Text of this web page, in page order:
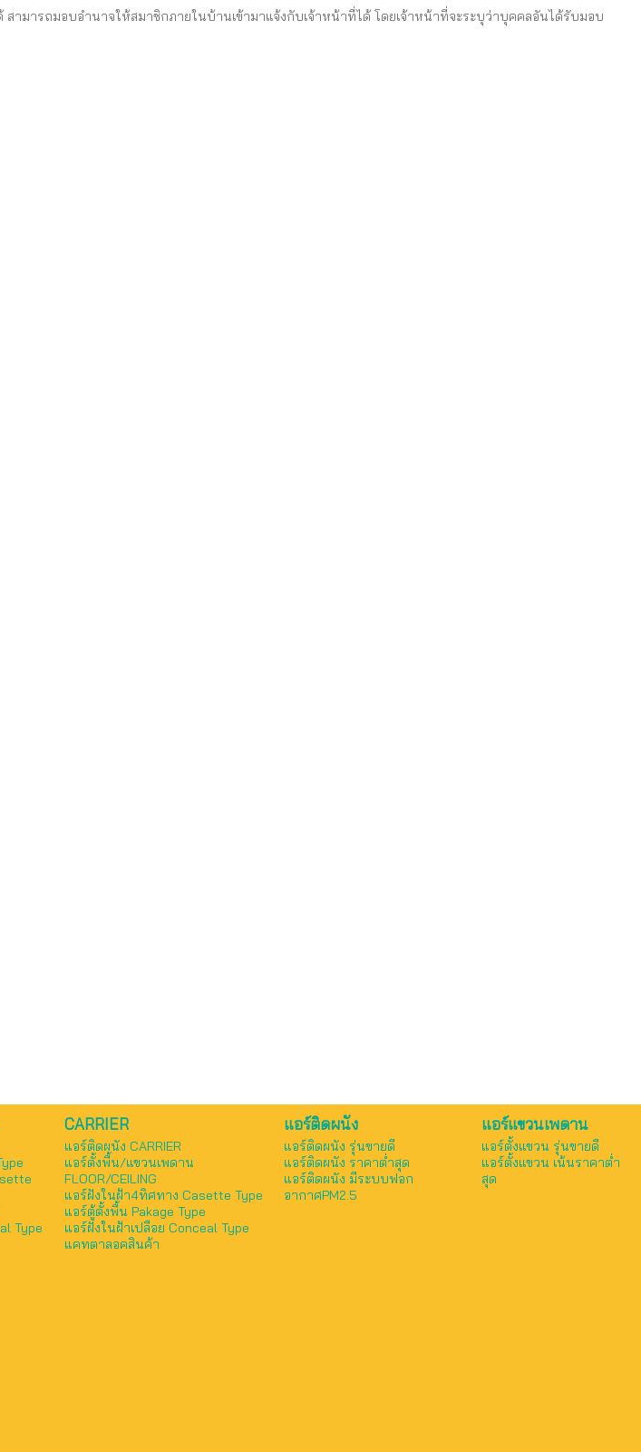
สามารถมอบอำนาจให้สมาชิกภายในบ้านเข้ามาแจ้งกับเจ้าหน้าที่ได้ โดยเจ้าหน้าที่จะระบุว่าบุคคลอันได้รับมอบ
Type
CARRIER
แอร์ติดผนัง CARRIER
แอร์ตั้งพื้น/แขวนเพดาน
FLOOR/CEILING
แอร์ฝังในฝ้า4ทิศทาง Casette Type
แอร์ตู้ตั้งพื้น Pakage Type
แอร์ฝังในฝ้าเปลือย Conceal Type
แคทตาลอคสินค้า
แอร์ติดผนัง
แอร์ติดผนัง รุ่นขายดี
แอร์ติดผนัง ราคาต่ำสุด
แอร์ติดผนัง มีระบบฟอก
อากาศPM2.5
แอร์แขวนเพดาน
แอร์ตั้งแขวน รุ่นขายดี
แอร์ตั้งแขวน เน้นราคาต่ำ
สุด